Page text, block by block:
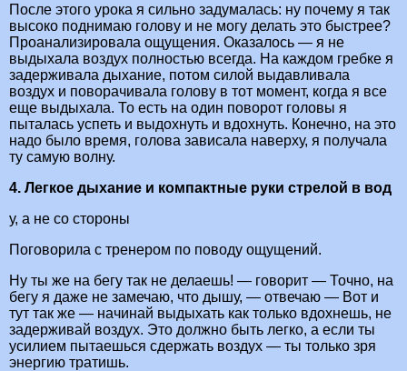
После этого урока я сильно задумалась: ну почему я так
высоко поднимаю голову и не могу делать это быстрее?
Проанализировала ощущения. Оказалось — я не
выдыхала воздух полностью всегда. На каждом гребке я
задерживала дыхание, потом силой выдавливала
воздух и поворачивала голову в тот момент, когда я все
еще выдыхала. То есть на один поворот головы я
пыталась успеть и выдохнуть и вдохнуть. Конечно, на это
надо было время, голова зависала наверху, я получала
ту самую волну.
4. Легкое дыхание и компактные руки стрелой в вод
у, а не со стороны
Поговорила с тренером по поводу ощущений.
Ну ты же на бегу так не делаешь! — говорит — Точно, на
бегу я даже не замечаю, что дышу, — отвечаю — Вот и
тут так же — начинай выдыхать как только вдохнешь, не
задерживай воздух. Это должно быть легко, а если ты
усилием пытаешься сдержать воздух — ты только зря
энергию тратишь.